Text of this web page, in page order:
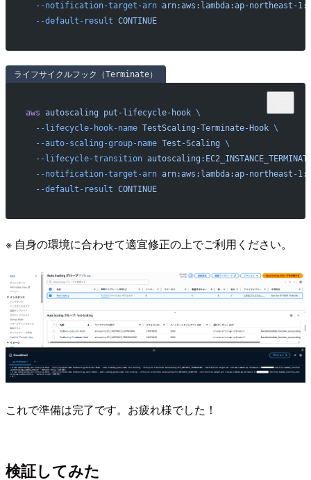
  --notification-target-arn
arn:aws:lambda:ap-northeast-
  --default-result
CONTINUE
ライフサイクルフック（Terminate）
aws autoscaling put-lifecycle-hook \
  --lifecycle-hook-name
TestScaling-Terminate-Hook \
  --auto-scaling-group-name
Test-Scaling \
  --lifecycle-transition
  --notification-target-arn
arn:aws:lambda:ap-northeast-
  --default-result
CONTINUE
※ 自身の環境に合わせて適宜修正の上でご利用ください。
これで準備は完了です。お疲れ様でした！
検証してみた